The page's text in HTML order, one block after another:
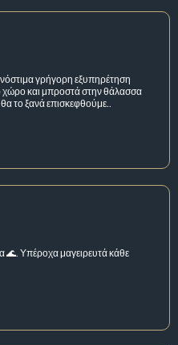
γρήγορη εξυπηρέτηση
χώρο και μπροστά στην θάλασσα
το ξανά επισκεφθούμε..
Υπέροχα μαγειρευτά κάθε